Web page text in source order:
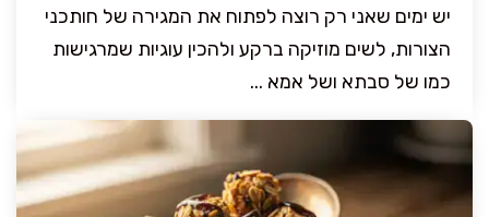
יש ימים שאני רק רוצה לפתוח את המגירה של חותכני
הצורות, לשים מוזיקה ברקע ולהכין עוגיות שמרגישות
כמו של סבתא ושל אמא ...